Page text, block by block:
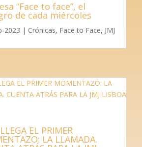
“Face to face”, el
de cada miércoles
2023 | Crónicas, Face to Face, JMJ
EL PRIMER
LA LLAMADA.